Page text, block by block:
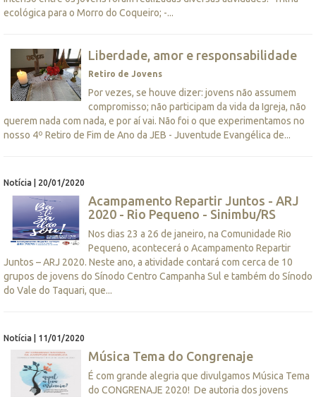
ecológica para o Morro do Coqueiro; -...
Liberdade, amor e responsabilidade
Retiro de Jovens
Por vezes, se houve dizer: jovens não assumem
compromisso; não participam da vida da Igreja, não
querem nada com nada, e por aí vai. Não foi o que experimentamos no
nosso 4º Retiro de Fim de Ano da JEB - Juventude Evangélica de...
Notícia | 20/01/2020
Acampamento Repartir Juntos - ARJ
2020 - Rio Pequeno - Sinimbu/RS
Nos dias 23 a 26 de janeiro, na Comunidade Rio
Pequeno, acontecerá o Acampamento Repartir
Juntos – ARJ 2020. Neste ano, a atividade contará com cerca de 10
grupos de jovens do Sínodo Centro Campanha Sul e também do Sínodo
do Vale do Taquari, que...
Notícia | 11/01/2020
Música Tema do Congrenaje
É com grande alegria que divulgamos Música Tema
do CONGRENAJE 2020! De autoria dos jovens